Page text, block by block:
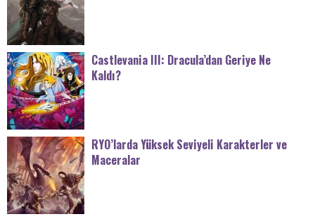
Castlevania III: Dracula’dan Geriye Ne
Kaldı?
RYO’larda Yüksek Seviyeli Karakterler ve
Maceralar